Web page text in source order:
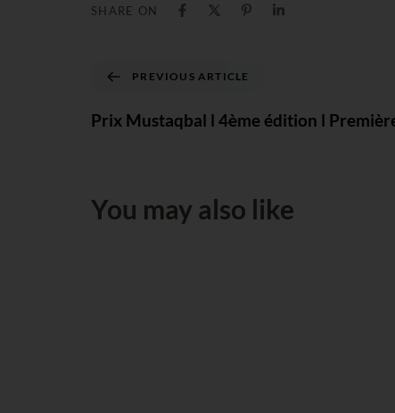
SHARE ON
PREVIOUS ARTICLE
Prix Mustaqbal l 4ème édition l
You may also like